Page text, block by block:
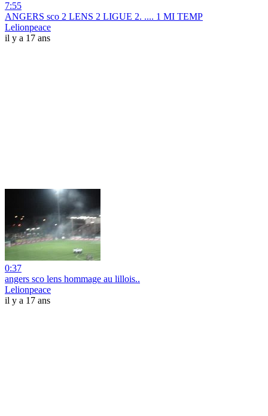
7:55
ANGERS sco 2 LENS 2 LIGUE 2. .... 1 MI TEMP
Lelionpeace
il y a 17 ans
0:37
angers sco lens hommage au lillois..
Lelionpeace
il y a 17 ans